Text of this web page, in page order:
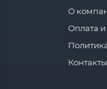
О
Оплата и
Контакты